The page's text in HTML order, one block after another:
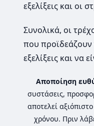
εξελίξεις και οι
Συνολικά, οι
που προϊδεάζουν
εξελίξεις και να
Αποποίηση
συστάσεις,
αποτελεί
χρόνου. Πριν